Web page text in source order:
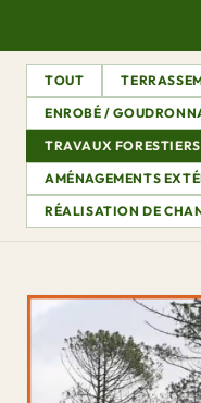
TOUT
ENROBÉ /
TRAVAUX FORESTIERS
AMÉNAGEMENTS
RÉALISATION DE